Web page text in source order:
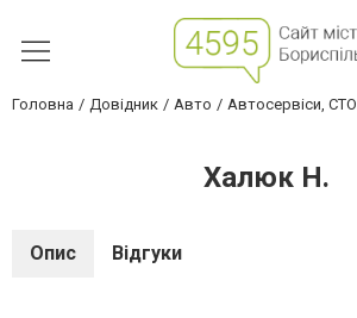
Головна Довідник Авто Автосервіси, СТО
Халюк Н.
Опис Відгуки